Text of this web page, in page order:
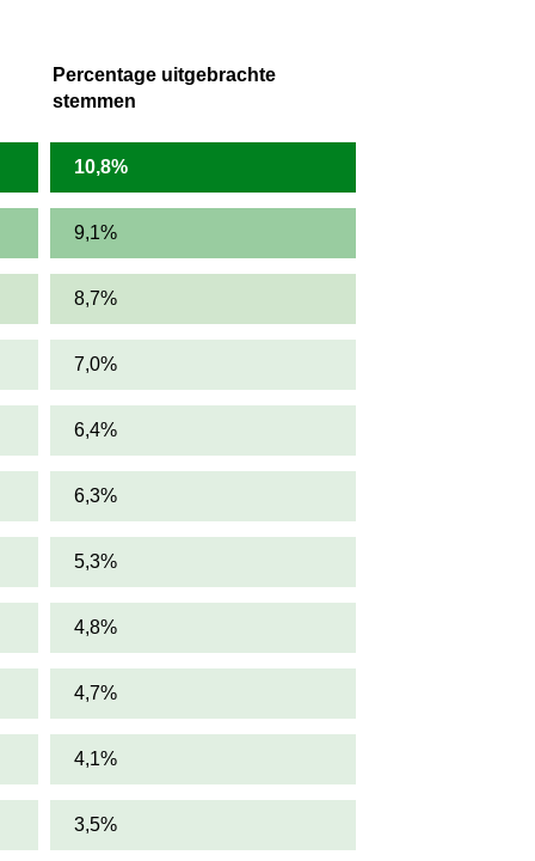
Percentage uitgebrachte
stemmen
10,8%
9,1%
8,7%
7,0%
6,4%
6,3%
5,3%
4,8%
4,7%
4,1%
3,5%